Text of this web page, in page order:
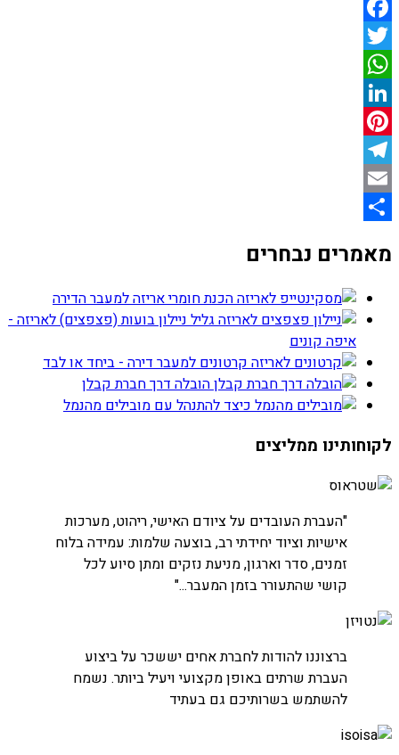
Facebook
Twitter
WhatsApp
LinkedIn
Pinterest
Telegram
Email
מאמרים נבחרים
הכנת חומרי אריזה למעבר הדירה
גליל ניילון בועות (פצפצים) לאריזה -
איפה קונים
קרטונים למעבר דירה - ביחד או לבד
הובלה דרך חברת קבלן
כיצד להתנהל עם מובילים מהנמל
לקוחותינו ממליצים
חברת שטראוס
"העברת העובדים על ציודם האישי, ריהוט, מערכות
אישיות וציוד יחידתי רב, בוצעה שלמות: עמידה בלוח
זמנים, סדר וארגון, מניעת נזקים ומתן סיוע לכל
קושי שהתעורר בזמן המעבר..."
חברת נטויז'ן
העברת חדרי שרתים
ברצוננו להודות לחברת אחים יששכר על ביצוע
העברת שרתים באופן מקצועי ויעיל ביותר. נשמח
להשתמש בשרותיכם גם בעתיד